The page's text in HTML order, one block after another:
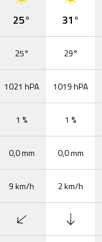
25°
25°
1021 hPA
1 %
0,0 mm
9 km/h
31°
29°
1019 hPA
1 %
0,0 mm
2 km/h